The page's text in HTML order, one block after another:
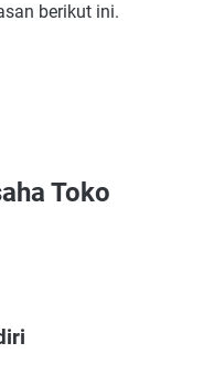
berikut ini.
atau Kata Unik
Toko Kelontong Pesaing
Toko